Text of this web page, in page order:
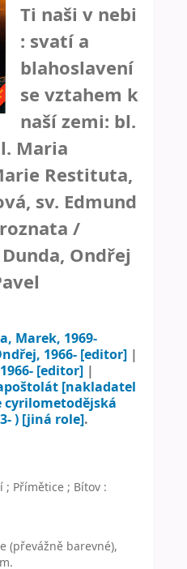
Ti naši v nebi
: svatí a
blahoslavení
se vztahem k
naší zemi: bl.
Maria
Restituta,
sv. Edmund
/
Ondřej
Marek, 1969-
, 1966- [editor] |
[editor] |
[nakladatel
cyrilometodějská
) [jiná role].
; Přímětice ; Bítov :
(převážně barevné),
.